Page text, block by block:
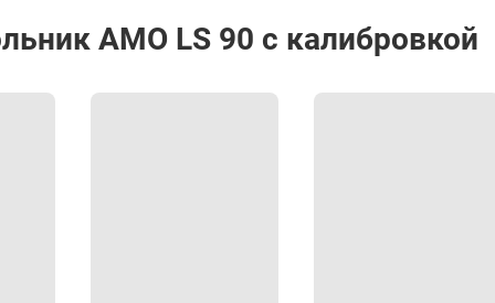
от -10° до +50°С
AMO LS 90 с калибровкой